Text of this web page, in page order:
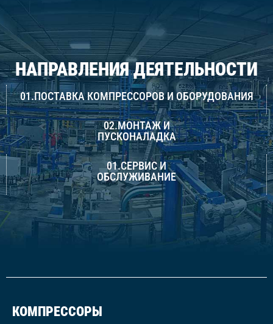
НАПРАВЛЕНИЯ ДЕЯТЕЛЬНОСТИ
01.ПОСТАВКА КОМПРЕССОРОВ И ОБОРУДОВАНИЯ
02.МОНТАЖ И
ПУСКОНАЛАДКА
01.СЕРВИС И
ОБСЛУЖИВАНИЕ
КОМПРЕССОРЫ